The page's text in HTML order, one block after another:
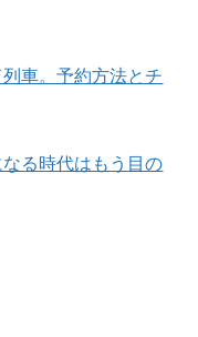
車。予約方法とチ
なる時代はもう目の